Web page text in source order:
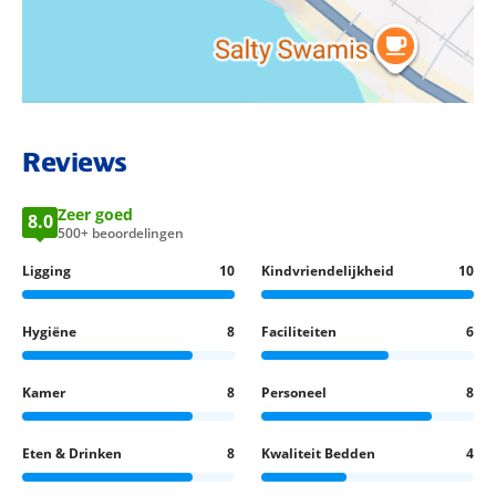
• Diverse watersporten (lokale aanbieders) tegen betaling
Reviews
8.0 Zeer goed
500+ beoordelingen
Ligging
10 Kindvriendelijkheid 10
Hygiëne 8 Faciliteiten 6
Kamer 8 Personeel 8
Eten & Drinken 8 Kwaliteit Bedden 4